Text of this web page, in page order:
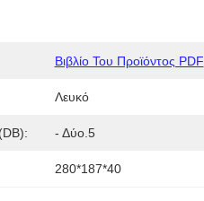
Βιβλίο Του Προϊόντος PDF
Λευκό
- Δύο.5
280*187*40